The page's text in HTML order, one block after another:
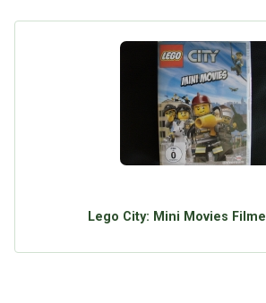
Lego City: Mini Movies Filme